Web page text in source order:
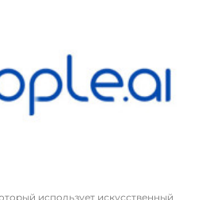
использует искусственный